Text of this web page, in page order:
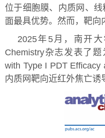
位于细胞膜、内质网、
面最具优势。然而，靶
2025年5月，南开
Chemistry杂志发表了题
with Type I PDT Efficacy
内质网靶向近红外焦亡